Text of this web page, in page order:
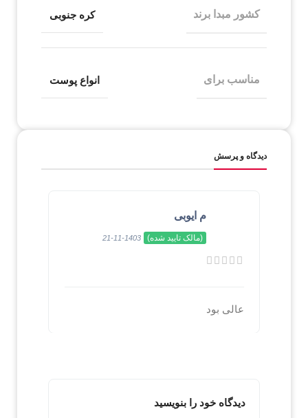
کشور مبدا برند کره جنوبی
مناسب برای انواع پوست
دیدگاه و پرسش
م ایوبی
(مالک تایید شده) 1403-11-21
عالی بود
دیدگاه خود را بنویسید